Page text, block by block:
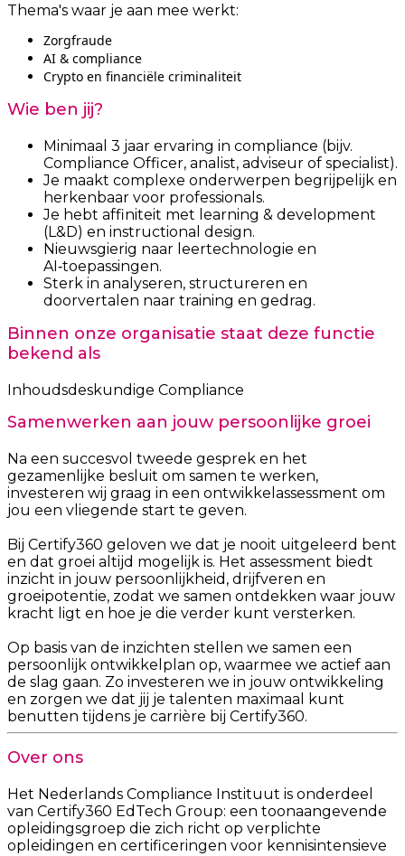
Thema's waar je aan mee werkt:
Zorgfraude
AI & compliance
Crypto en financiële criminaliteit
Wie ben jij?
Minimaal 3 jaar ervaring in compliance (bijv.
Compliance Officer, analist, adviseur of specialist).
Je maakt complexe onderwerpen begrijpelijk en
herkenbaar voor professionals.
Je hebt affiniteit met learning & development
(L&D) en instructional design.
Nieuwsgierig naar leertechnologie en
AI‑toepassingen.
Sterk in analyseren, structureren en
doorvertalen naar training en gedrag.
Binnen onze organisatie staat deze functie
bekend als
Inhoudsdeskundige Compliance
Samenwerken aan jouw persoonlijke groei
Na een succesvol tweede gesprek en het
gezamenlijke besluit om samen te werken,
investeren wij graag in een ontwikkelassessment om
jou een vliegende start te geven.
Bij Certify360 geloven we dat je nooit uitgeleerd bent
en dat groei altijd mogelijk is. Het assessment biedt
inzicht in jouw persoonlijkheid, drijfveren en
groeipotentie, zodat we samen ontdekken waar jouw
kracht ligt en hoe je die verder kunt versterken.
Op basis van de inzichten stellen we samen een
persoonlijk ontwikkelplan op, waarmee we actief aan
de slag gaan. Zo investeren we in jouw ontwikkeling
en zorgen we dat jij je talenten maximaal kunt
benutten tijdens je carrière bij Certify360.
Over ons
Het Nederlands Compliance Instituut is onderdeel
van Certify360 EdTech Group: een toonaangevende
opleidingsgroep die zich richt op verplichte
opleidingen en certificeringen voor kennisintensieve